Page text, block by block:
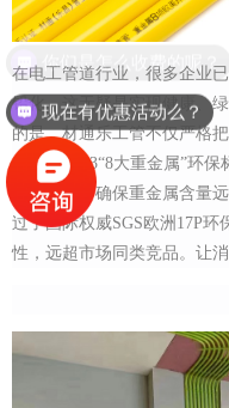
在电工管道行业，很多企业
铅化，这无疑是实现健康、
的是，材通乐工管不仅严格
ASTM F963“8大重金属”环
精益求精，确保重金属含量
过了国际权威SGS欧洲17P
性，远超市场同类竞品。让
现在有优惠活动么？